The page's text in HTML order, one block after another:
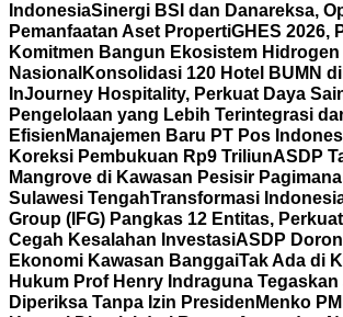
IndonesiaSinergi BSI dan Danareksa,
Pemanfaatan Aset PropertiGHES 2026,
Komitmen Bangun Ekosistem Hidrogen
Nasional Konsolidasi 120 Hotel BUMN
InJourney Hospitality, Perkuat Daya
Pengelolaan yang Lebih Terintegrasi
Efisien Manajemen Baru PT Pos
Koreksi Pembukuan Rp9 TriliunASDP
Mangrove di Kawasan Pesisir
Sulawesi TengahTransformasi
Group (IFG) Pangkas 12 Entitas,
Cegah Kesalahan InvestasiASDP
Ekonomi Kawasan BanggaiTak Ada di
Hukum Prof Henry Indraguna
Diperiksa Tanpa Izin Presiden Menko